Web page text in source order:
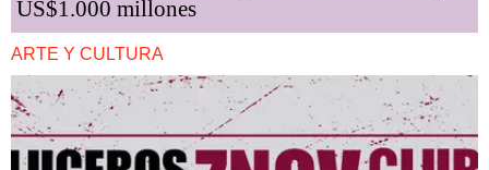
US$1.000 millones
ARTE Y CULTURA